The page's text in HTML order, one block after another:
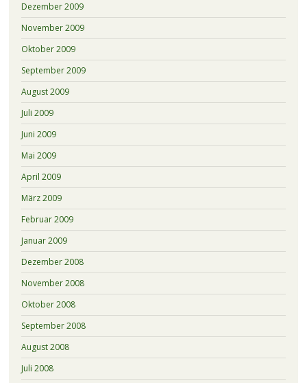
Dezember 2009
November 2009
Oktober 2009
September 2009
August 2009
Juli 2009
Juni 2009
Mai 2009
April 2009
März 2009
Februar 2009
Januar 2009
Dezember 2008
November 2008
Oktober 2008
September 2008
August 2008
Juli 2008